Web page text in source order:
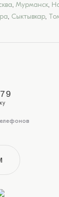
, Мурманск,
, Сыктывкар,